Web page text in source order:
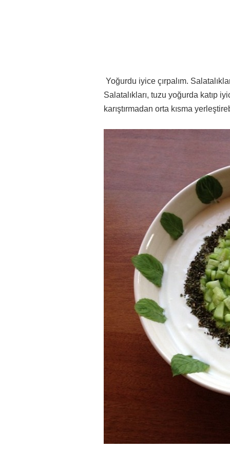
Yoğurdu iyice çırpalım.
Salatalıkları, tuzu yoğurda katıp
karıştırmadan orta kısma